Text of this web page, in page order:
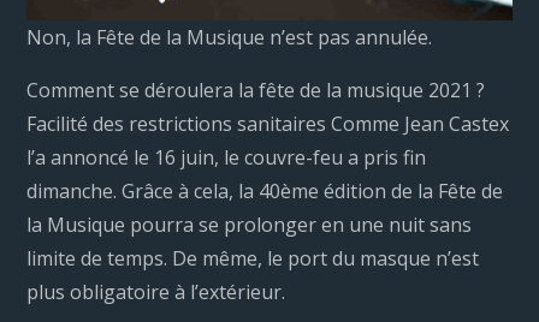
Non, la Fête de la Musique n’est pas annulée.
Comment se déroulera la fête de la musique 2021 ?
Facilité des restrictions sanitaires Comme Jean Castex
l’a annoncé le 16 juin, le couvre-feu a pris fin
dimanche. Grâce à cela, la 40ème édition de la Fête de
la Musique pourra se prolonger en une nuit sans
limite de temps. De même, le port du masque n’est
plus obligatoire à l’extérieur.